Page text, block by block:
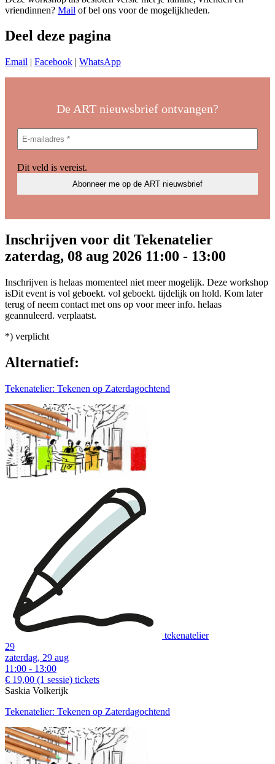
vriendinnen? Mail of bel ons voor de mogelijkheden.
Deel deze pagina
Email | Facebook | WhatsApp
De ART nieuwsbrief ontvangen?
Dit veld is vereist.
Inschrijven voor dit Tekenatelier
zaterdag, 08 aug 2026 11:00 - 13:00
Inschrijven is helaas momenteel niet meermogelijk. Deze workshop
isDit event is vol geboekt. vol geboekt. tijdelijk on hold. Kom later
terug of neem contact met ons op voor meer info. helaas
geannuleerd. verplaatst.
*) verplicht
Alternatief:
Tekenatelier: Tekenen op Zaterdagochtend
tekenatelier
29
zaterdag, 29 aug
11:00 - 13:00
€ 19,00 (1 sessie) tickets
Saskia Volkerijk
Tekenatelier: Tekenen op Zaterdagochtend